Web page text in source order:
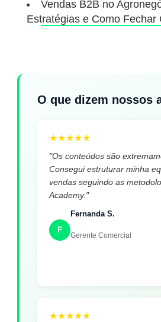
Vendas B2B no
Estratégias e Como Fechar
O que dizem nossos
★★★★★
"Os conteúdos são
Consegui estruturar minha
vendas seguindo as
Academy."
F
Fernanda S.
Gerente Comercial
★★★★★